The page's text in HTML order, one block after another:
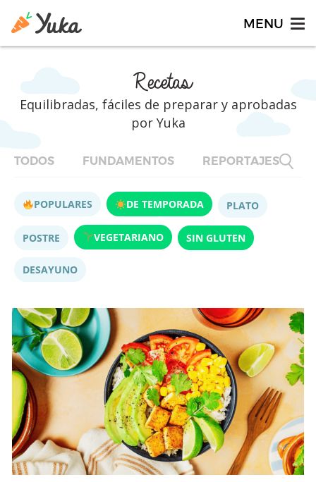
Recetas
Equilibradas, fáciles de preparar y aprobadas
por Yuka
TODOS FUNDAMENTOS REPORTAJES
POPULARES DE TEMPORADA PLATO
POSTRE VEGETARIANO SIN GLUTEN
DESAYUNO